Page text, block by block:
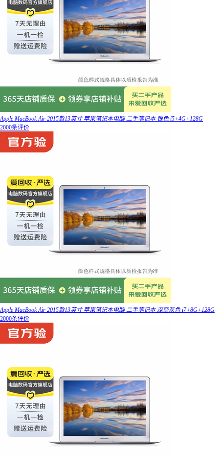
Apple MacBook Air 2015款13英寸 苹果笔记本电脑 二手笔记本 银色 i5+4G+128G
2000条评价
Apple MacBook Air 2015款13英寸 苹果笔记本电脑 二手笔记本 深空灰色 i7+8G+128G
2000条评价